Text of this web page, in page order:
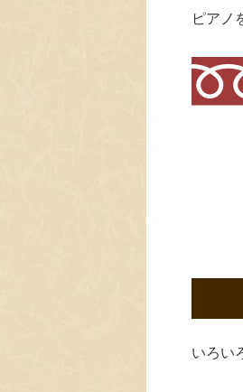
ピアノ
いろい